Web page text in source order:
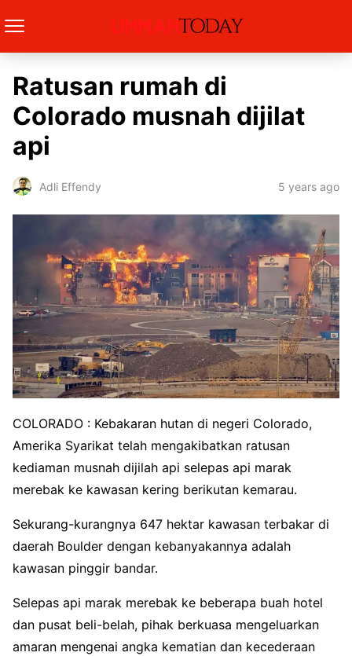
Ratusan rumah di
Colorado musnah dijilat
api
Adli Effendy 5 years ago
COLORADO : Kebakaran hutan di negeri Colorado,
Amerika Syarikat telah mengakibatkan ratusan
kediaman musnah dijilah api selepas api marak
merebak ke kawasan kering berikutan kemarau.
Sekurang-kurangnya 647 hektar kawasan terbakar di
daerah Boulder dengan kebanyakannya adalah
kawasan pinggir bandar.
Selepas api marak merebak ke beberapa buah hotel
dan pusat beli-belah, pihak berkuasa mengeluarkan
amaran mengenai angka kematian dan kecederaan